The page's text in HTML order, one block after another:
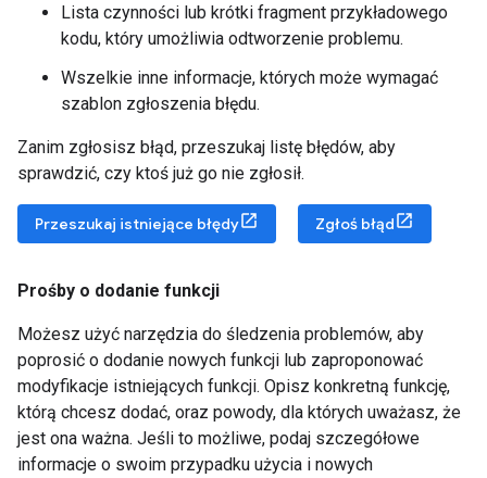
Lista czynności lub krótki fragment przykładowego
kodu, który umożliwia odtworzenie problemu.
Wszelkie inne informacje, których może wymagać
szablon zgłoszenia błędu.
Zanim zgłosisz błąd, przeszukaj listę błędów, aby
sprawdzić, czy ktoś już go nie zgłosił.
Przeszukaj istniejące błędy Zgłoś błąd
Prośby o dodanie funkcji
Możesz użyć narzędzia do śledzenia problemów, aby
poprosić o dodanie nowych funkcji lub zaproponować
modyfikacje istniejących funkcji. Opisz konkretną funkcję,
którą chcesz dodać, oraz powody, dla których uważasz, że
jest ona ważna. Jeśli to możliwe, podaj szczegółowe
informacje o swoim przypadku użycia i nowych